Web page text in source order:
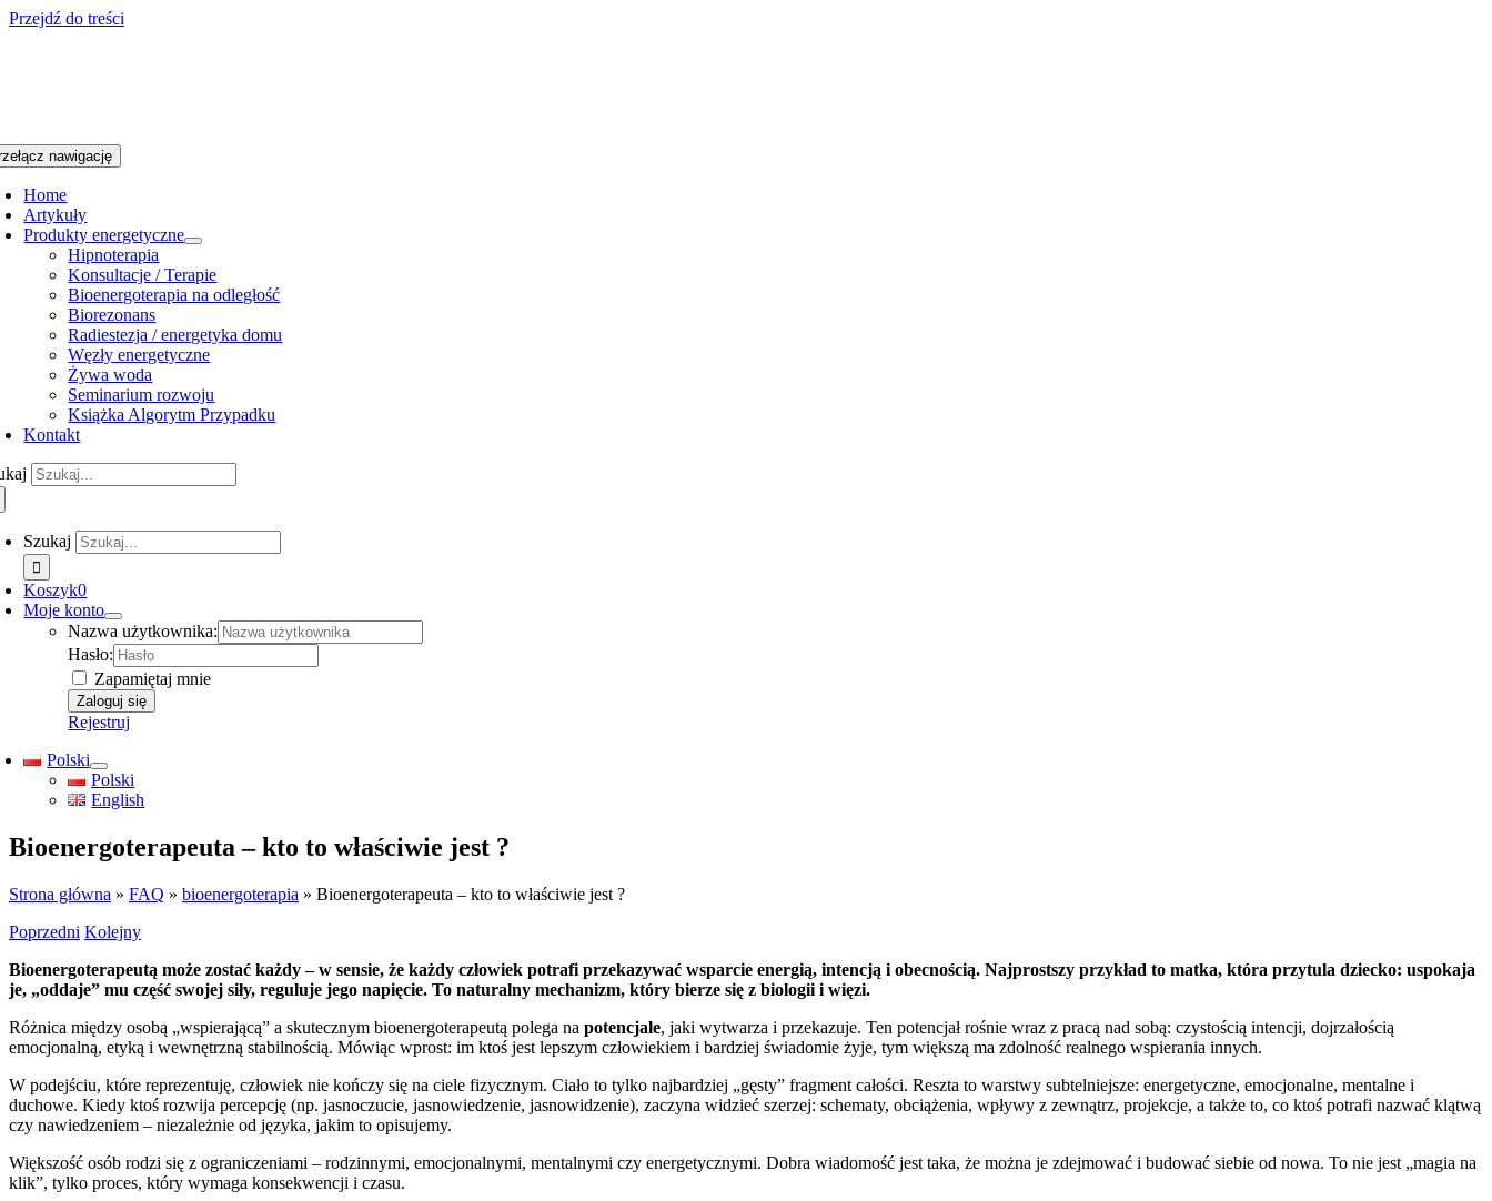
Przejdź do treści
nawigację
Home
Artykuły
Produkty energetyczne
Hipnoterapia
Konsultacje / Terapie
Bioenergoterapia na odległość
Biorezonans
Radiestezja / energetyka domu
Węzły energetyczne
Żywa woda
Seminarium rozwoju
Książka Algorytm Przypadku
Kontakt
Szukaj
Koszyk0
Moje konto
Nazwa użytkownika:
Hasło:
Zapamiętaj mnie
Rejestruj
Polski
Polski
English
Bioenergoterapeuta – kto to właściwie jest ?
Strona główna » FAQ » bioenergoterapia » Bioenergoterapeuta – kto to właściwie jest ?
Poprzedni Kolejny
Bioenergoterapeutą może zostać każdy – w sensie, że każdy człowiek potrafi przekazywać wsparcie energią, intencją i obecnością. Najprostszy przykład to matka, która przytula dziecko: uspokaja
je, „oddaje” mu część swojej siły, reguluje jego napięcie. To naturalny mechanizm, który bierze się z biologii i więzi.
Różnica między osobą „wspierającą” a skutecznym bioenergoterapeutą polega na potencjale, jaki wytwarza i przekazuje. Ten potencjał rośnie wraz z pracą nad sobą: czystością intencji, dojrzałością
emocjonalną, etyką i wewnętrzną stabilnością. Mówiąc wprost: im ktoś jest lepszym człowiekiem i bardziej świadomie żyje, tym większą ma zdolność realnego wspierania innych.
W podejściu, które reprezentuję, człowiek nie kończy się na ciele fizycznym. Ciało to tylko najbardziej „gęsty” fragment całości. Reszta to warstwy subtelniejsze: energetyczne, emocjonalne, mentalne i
duchowe. Kiedy ktoś rozwija percepcję (np. jasnoczucie, jasnowiedzenie, jasnowidzenie), zaczyna widzieć szerzej: schematy, obciążenia, wpływy z zewnątrz, projekcje, a także to, co ktoś potrafi nazwać klątwą
czy nawiedzeniem – niezależnie od języka, jakim to opisujemy.
Większość osób rodzi się z ograniczeniami – rodzinnymi, emocjonalnymi, mentalnymi czy energetycznymi. Dobra wiadomość jest taka, że można je zdejmować i budować siebie od nowa. To nie jest „magia na
klik”, tylko proces, który wymaga konsekwencji i czasu.